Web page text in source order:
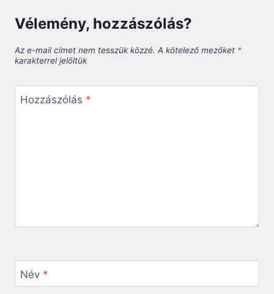
Vélemény, hozzászólás?
Az e-mail címet nem tesszük közzé. A kötelező mezőket *
karakterrel jelöltük
Hozzászólás *
Név *